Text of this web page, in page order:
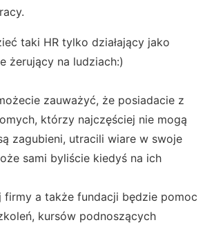
taki HR tylko działający jako
żerujący na ludziach:)
zauważyć, że posiadacie z
którzy najczęściej nie mogą
zagubieni, utracili wiare w swoje
sami byliście kiedyś na ich
firmy a także fundacji będzie pomoc
kursów podnoszących